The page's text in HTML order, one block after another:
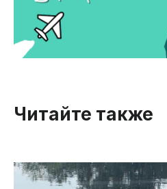
Читайте также